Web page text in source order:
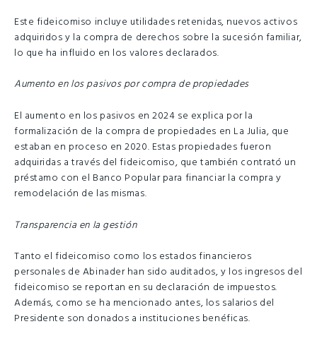
Este fideicomiso incluye utilidades retenidas, nuevos activos
adquiridos y la compra de derechos sobre la sucesión familiar,
lo que ha influido en los valores declarados.
Aumento en los pasivos por compra de propiedades
El aumento en los pasivos en 2024 se explica por la
formalización de la compra de propiedades en La Julia, que
estaban en proceso en 2020. Estas propiedades fueron
adquiridas a través del fideicomiso, que también contrató un
préstamo con el Banco Popular para financiar la compra y
remodelación de las mismas.
Transparencia en la gestión
Tanto el fideicomiso como los estados financieros
personales de Abinader han sido auditados, y los ingresos del
fideicomiso se reportan en su declaración de impuestos.
Además, como se ha mencionado antes, los salarios del
Presidente son donados a instituciones benéficas.